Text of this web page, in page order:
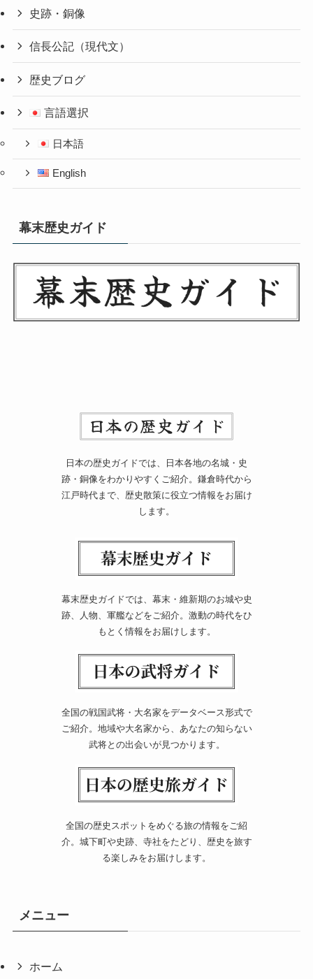
史跡・銅像
信長公記（現代文）
歴史ブログ
言語選択
日本語
English
幕末歴史ガイド
日本の歴史ガイドでは、日本各地の名城・史
跡・銅像をわかりやすくご紹介。鎌倉時代から
江戸時代まで、歴史散策に役立つ情報をお届け
します。
幕末歴史ガイドでは、幕末・維新期のお城や史
跡、人物、軍艦などをご紹介。激動の時代をひ
もとく情報をお届けします。
全国の戦国武将・大名家をデータベース形式で
ご紹介。地域や大名家から、あなたの知らない
武将との出会いが見つかります。
全国の歴史スポットをめぐる旅の情報をご紹
介。城下町や史跡、寺社をたどり、歴史を旅す
る楽しみをお届けします。
メニュー
ホーム